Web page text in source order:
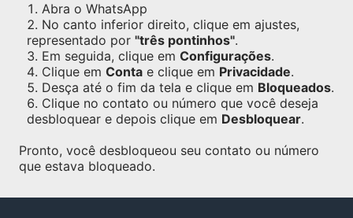
Abra o WhatsApp
No canto inferior direito, clique em ajustes,
representado por "três pontinhos".
Em seguida, clique em Configurações.
Clique em Conta e clique em Privacidade.
Desça até o fim da tela e clique em Bloqueados.
Clique no contato ou número que você deseja
desbloquear e depois clique em Desbloquear.
Pronto, você desbloqueou seu contato ou número
que estava bloqueado.